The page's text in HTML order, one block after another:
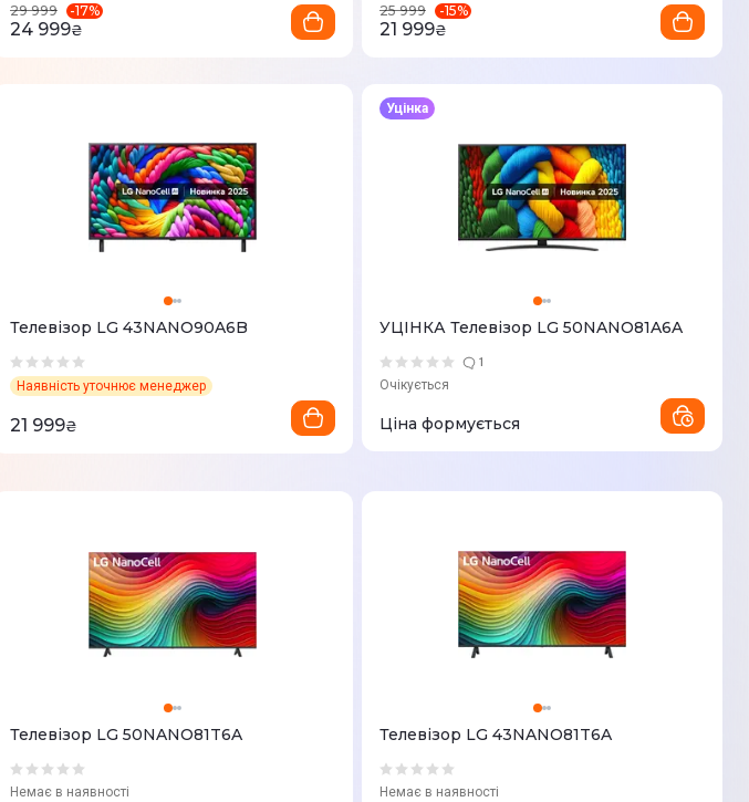
29 999
-17%
24 999₴
25 999
-15%
21 999₴
Телевізор LG 43NANO90A6B
Наявність уточнює менеджер
21 999₴
УЦІНКА Телевізор LG 50NANO81A6A
1
Очікується
Уцінка
Ціна формується
Телевізор LG 50NANO81T6A
Немає в наявності
Телевізор LG 43NANO81T6A
Немає в наявності